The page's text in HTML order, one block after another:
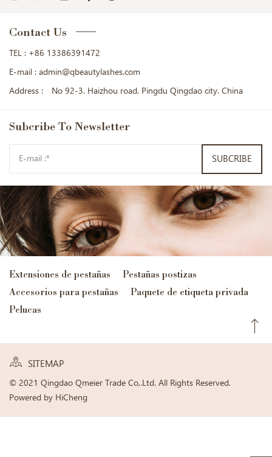
Contact Us
TEL : +86 13386391472
E-mail : admin@qbeautylashes.com
Address :
No 92-3. Haizhou road. Pingdu Qingdao city. China
Subcribe To Newsletter
SUBCRIBE
Extensiones de pestañas
Pestañas postizas
Accesorios para pestañas
Paquete de etiqueta privada
Pelucas
SITEMAP
© 2021 Qingdao Qmeier Trade Co,.Ltd. All Rights Reserved.
Powered by HiCheng